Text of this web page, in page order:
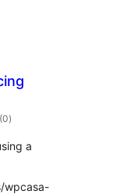
(0total
de
)
a
wpcasa-